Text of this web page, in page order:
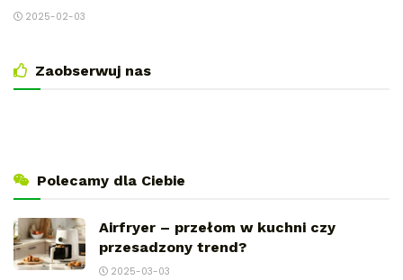
2025-02-03
Zaobserwuj nas
Polecamy dla Ciebie
Airfryer – przełom w kuchni czy
przesadzony trend?
2025-03-03